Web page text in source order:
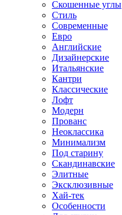
Скошенные углы
Стиль
Современные
Евро
Английские
Дизайнерские
Итальянские
Кантри
Классические
Лофт
Модерн
Прованс
Неоклассика
Минимализм
Под старину
Скандинавские
Элитные
Эксклюзивные
Хай-тек
Особенности